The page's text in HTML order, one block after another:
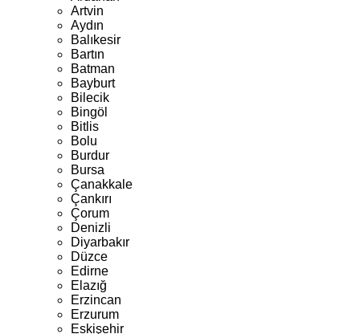
Artvin
Aydın
Balıkesir
Bartın
Batman
Bayburt
Bilecik
Bingöl
Bitlis
Bolu
Burdur
Bursa
Çanakkale
Çankırı
Çorum
Denizli
Diyarbakır
Düzce
Edirne
Elazığ
Erzincan
Erzurum
Eskişehir